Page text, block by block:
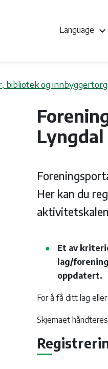
Language keyboard_arrow_down
bibliotek og innbyggertorg
Lyngdal
Her kan du
Et av
lag/
oppdatert.
For å få ditt lag
Skjemaet